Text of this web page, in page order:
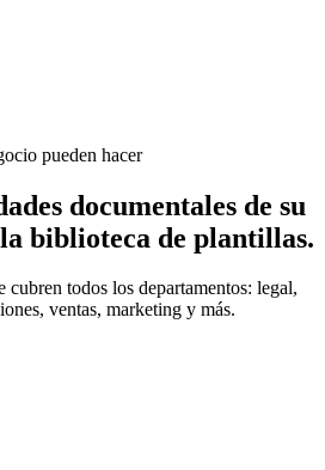
pueden hacer
documentales de su
biblioteca de plantillas.
todos los departamentos: legal,
ventas, marketing y más.